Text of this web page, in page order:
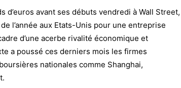
d’euros avant ses débuts vendredi à Wall Street,
l’année aux Etats-Unis pour une entreprise
d’une acerbe rivalité économique et
a poussé ces derniers mois les firmes
nationales comme Shanghai,